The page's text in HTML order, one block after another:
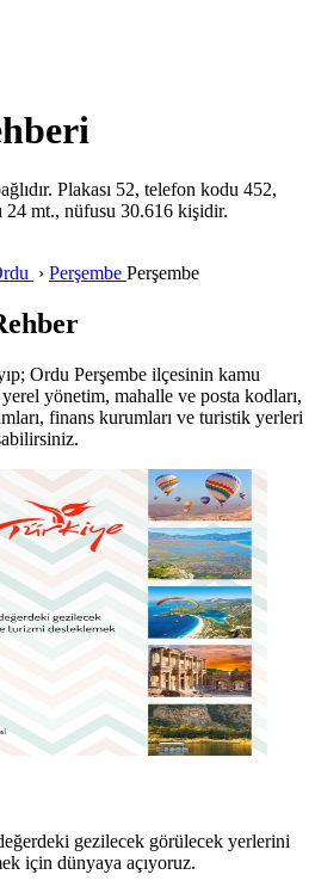
Plakası 52, telefon kodu 452,
24 mt., nüfusu 30.616 kişidir.
› Perşembe Perşembe
Ordu Perşembe ilçesinin kamu
yönetim, mahalle ve posta kodları,
finans kurumları ve turistik yerleri
gezilecek görülecek yerlerini
için dünyaya açıyoruz.